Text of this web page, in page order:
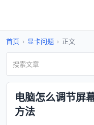
首页 › 显卡问题 › 正文
电脑怎么调节屏
方法